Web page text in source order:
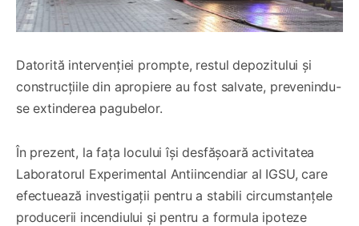
Datorită intervenției prompte, restul depozitului și
construcțiile din apropiere au fost salvate, prevenindu-
se extinderea pagubelor.
În prezent, la fața locului își desfășoară activitatea
Laboratorul Experimental Antiincendiar al IGSU, care
efectuează investigații pentru a stabili circumstanțele
producerii incendiului și pentru a formula ipoteze